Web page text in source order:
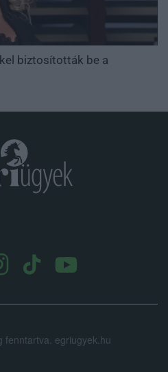
biztosították be a
fenntartva. egriugyek.hu